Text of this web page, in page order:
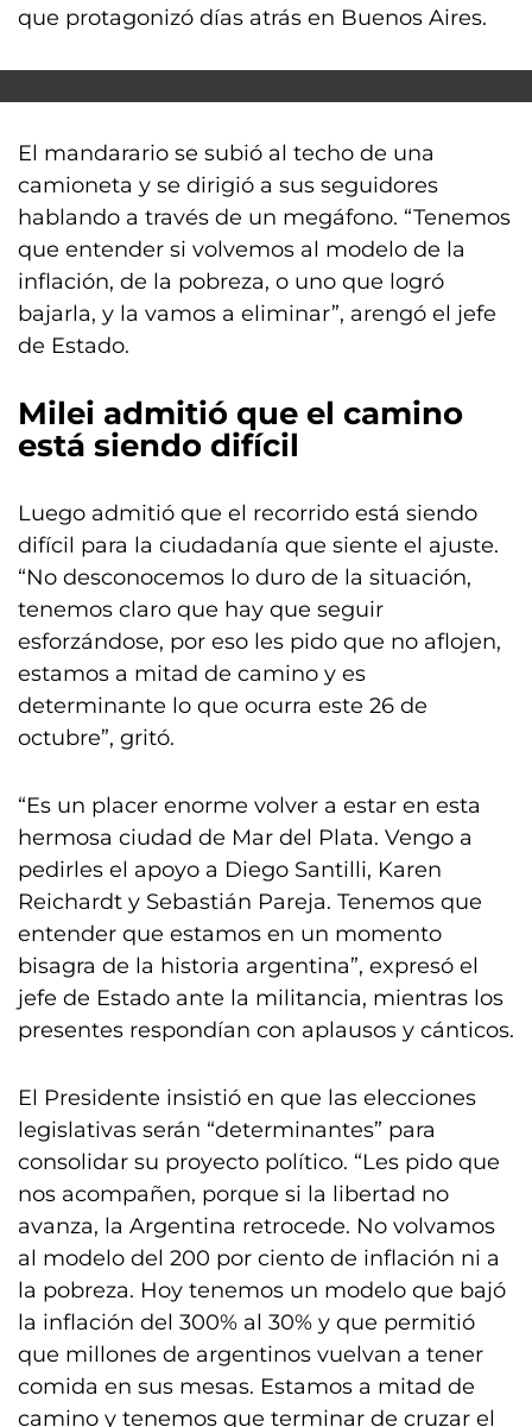
que protagonizó días atrás en Buenos Aires.
El mandarario se subió al techo de una
camioneta y se dirigió a sus seguidores
hablando a través de un megáfono. “Tenemos
que entender si volvemos al modelo de la
inflación, de la pobreza, o uno que logró
bajarla, y la vamos a eliminar”, arengó el jefe
de Estado.
Milei admitió que el camino
está siendo difícil
Luego admitió que el recorrido está siendo
difícil para la ciudadanía que siente el ajuste.
“No desconocemos lo duro de la situación,
tenemos claro que hay que seguir
esforzándose, por eso les pido que no aflojen,
estamos a mitad de camino y es
determinante lo que ocurra este 26 de
octubre”, gritó.
“Es un placer enorme volver a estar en esta
hermosa ciudad de Mar del Plata. Vengo a
pedirles el apoyo a Diego Santilli, Karen
Reichardt y Sebastián Pareja. Tenemos que
entender que estamos en un momento
bisagra de la historia argentina”, expresó el
jefe de Estado ante la militancia, mientras los
presentes respondían con aplausos y cánticos.
El Presidente insistió en que las elecciones
legislativas serán “determinantes” para
consolidar su proyecto político. “Les pido que
nos acompañen, porque si la libertad no
avanza, la Argentina retrocede. No volvamos
al modelo del 200 por ciento de inflación ni a
la pobreza. Hoy tenemos un modelo que bajó
la inflación del 300% al 30% y que permitió
que millones de argentinos vuelvan a tener
comida en sus mesas. Estamos a mitad de
camino y tenemos que terminar de cruzar el